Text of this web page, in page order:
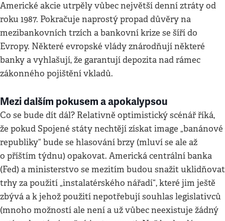
Americké akcie utrpěly vůbec největší denní ztráty od
roku 1987. Pokračuje naprostý propad důvěry na
mezibankovních trzích a bankovní krize se šíří do
Evropy. Některé evropské vlády znárodňují některé
banky a vyhlašují, že garantují depozita nad rámec
zákonného pojištění vkladů.
Mezi dalším pokusem a apokalypsou
Co se bude dít dál? Relativně optimistický scénář říká,
že pokud Spojené státy nechtějí získat image „banánové
republiky“ bude se hlasování brzy (mluví se ale až
o příštím týdnu) opakovat. Americká centrální banka
(Fed) a ministerstvo se mezitím budou snažit uklidňovat
trhy za použití „instalatérského nářadí“, které jim ještě
zbývá a k jehož použití nepotřebují souhlas legislativců
(mnoho možností ale není a už vůbec neexistuje žádný